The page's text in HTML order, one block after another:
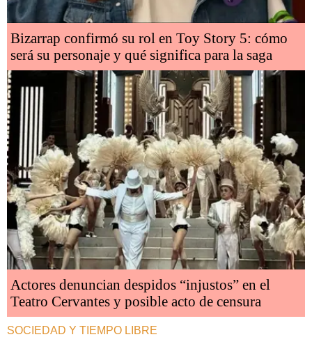
Bizarrap confirmó su rol en Toy Story 5: cómo
será su personaje y qué significa para la saga
Actores denuncian despidos “injustos” en el
Teatro Cervantes y posible acto de censura
SOCIEDAD Y TIEMPO LIBRE